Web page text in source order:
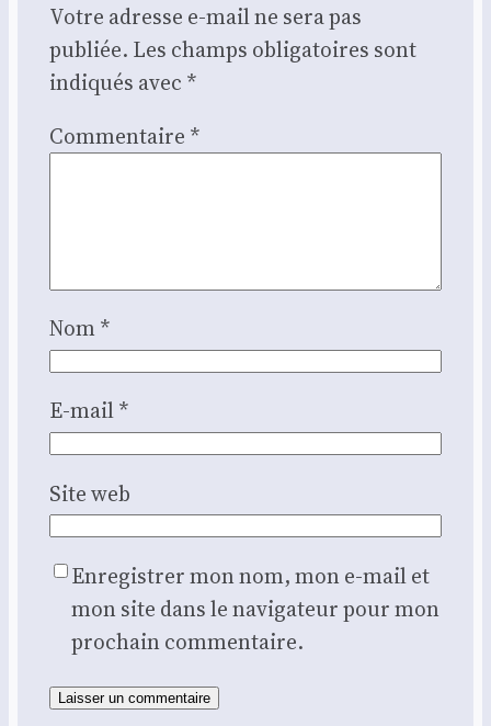
Votre adresse e-mail ne sera pas
publiée. Les champs obligatoires sont
indiqués avec *
Commentaire *
Nom*
E-mail*
Site web
Enregistrer mon nom, mon e-mail et
mon site dans le navigateur pour mon
prochain commentaire.